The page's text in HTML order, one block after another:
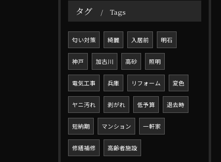
タグ Tags
匂い対策 綺麗 入居前 明石
神戸 加古川 高砂 照明
電気工事 兵庫 リフォーム 変色
ヤニ汚れ 剥がれ 低予算 退去時
短納期 マンション 一軒家
修繕補修 高齢者施設
お問い合わせはこちら